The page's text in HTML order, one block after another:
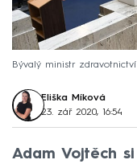
Bývalý ministr
Eliška Míková
23. zář 2020, 16:54
Adam Vojtěch